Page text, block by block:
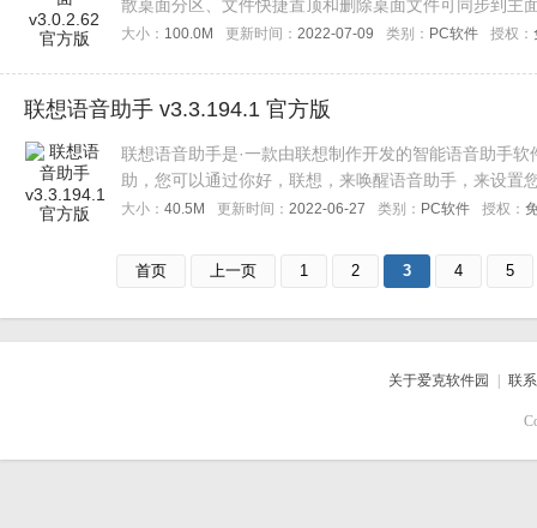
散桌面分区、文件快捷置顶和删除桌面文件可同步到主
大小： 100.0M 更新时间： 2022-07-09 类别： PC软件 授权：
联想语音助手 v3.3.194.1 官方版
联想语音助手是·一款由联想制作开发的智能语音助手
助，您可以通过你好，联想，来唤醒语音助手，来设置
用户赶快来下载试用这款语音助手吧！
大小： 40.5M 更新时间： 2022-06-27 类别： PC软件 授权：
首页 上一页 1 2 3 4 5
关于爱克软件园 联